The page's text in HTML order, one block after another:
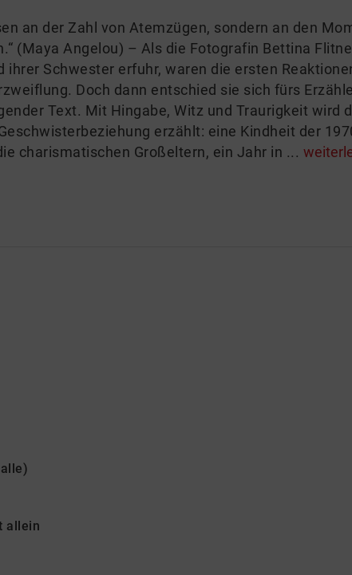
an der Zahl von Atemzügen, sondern an den
(Maya Angelou) – Als die Fotografin Bettina
ihrer Schwester erfuhr, waren die ersten
Doch dann entschied sie sich fürs
Text. Mit Hingabe, Witz und Traurigkeit wird
erzählt: eine Kindheit der
charismatischen Großeltern, ein Jahr in ...
allein